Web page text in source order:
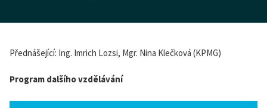
Přednášející: Ing. Imrich Lozsi, Mgr. Nina Klečková (KPMG)
Program dalšího vzdělávání